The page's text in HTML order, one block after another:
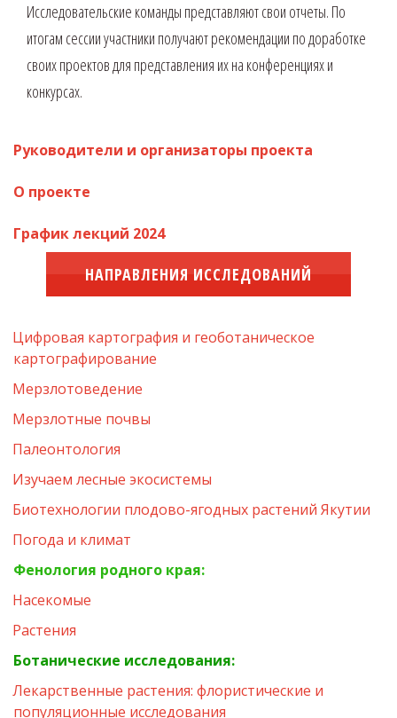
ИЗУЧАЕМ
ЛЕСНЫЕ
МЕРЗЛОТНОЕ
Исследовательские команды представляют свои отчеты. По
итогам сессии участники получают рекомендации по доработке
своих проектов для представления их на конференциях и
конкурсах.
Руководители и организаторы проекта
О проекте
График лекций 2024
НАПРАВЛЕНИЯ ИССЛЕДОВАНИЙ
Цифровая картография и геоботаническое
картографирование
Мерзлотоведение
Мерзлотные почвы
Палеонтология
Изучаем лесные экосистемы
Биотехнологии плодово-ягодных растений Якутии
Погода и климат
Фенология родного края:
Насекомые
Растения
Ботанические исследования:
Лекарственные растения: флористические и
популяционные исследования